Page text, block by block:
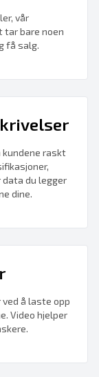
vår
tar bare noen
få salg.
kundene raskt
data du legger
dine.
å laste opp
Video hjelper